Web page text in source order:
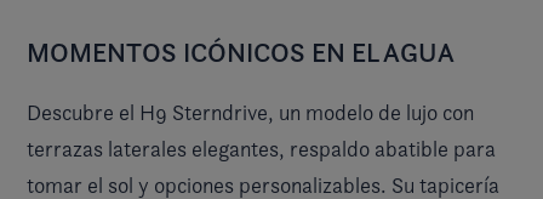
MOMENTOS ICÓNICOS EN EL AGUA
Descubre el H9 Sterndrive, un modelo de lujo con
terrazas laterales elegantes, respaldo abatible para
tomar el sol y opciones personalizables. Su tapicería